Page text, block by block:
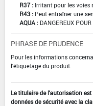
R37 : Irritant pour les voies
R43 : Peut entraîner une
AQUA : DANGEREUX
PHRASE DE PRUDENCE
Pour les informations
l'étiquetage du produit.
Le titulaire de l'autorisation
données de sécurité avec la